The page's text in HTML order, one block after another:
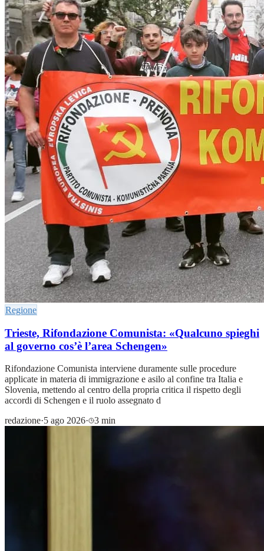
Regione
Trieste, Rifondazione Comunista: «Qualcuno spieghi
al governo cos’è l’area Schengen»
Rifondazione Comunista interviene duramente sulle procedure
applicate in materia di immigrazione e asilo al confine tra Italia e
Slovenia, mettendo al centro della propria critica il rispetto degli
accordi di Schengen e il ruolo assegnato d
redazione·5 ago 2026· 3 min